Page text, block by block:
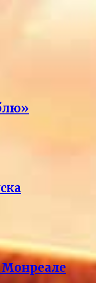
Монреале